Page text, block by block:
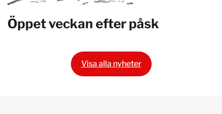
Öppet veckan efter påsk
Visa alla nyheter